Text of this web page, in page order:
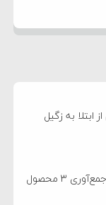
ابتلا به زگیل
دستور سازمان غذا و دارو برای جمع‌آوری ۳ محصول